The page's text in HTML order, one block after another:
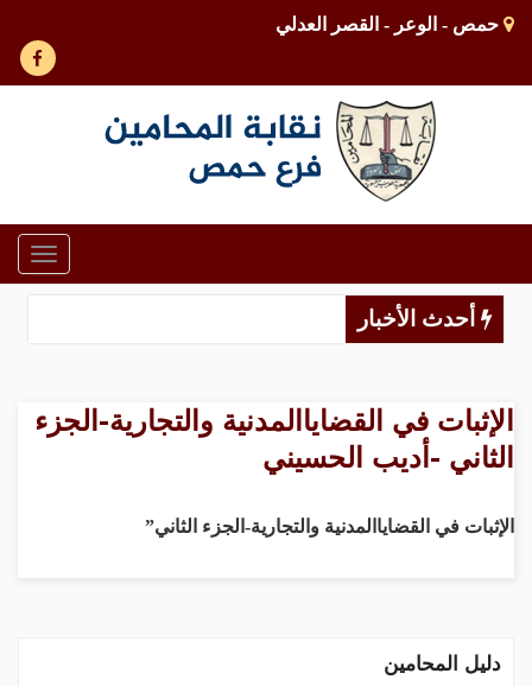
حمص - الوعر - القصر العدلي
أحدث الأخبار
الإثبات في القضاياالمدنية والتجارية-الجزء
الثاني -أديب الحسيني
الإثبات في القضاياالمدنية والتجارية-الجزء الثاني”
دليل المحامين